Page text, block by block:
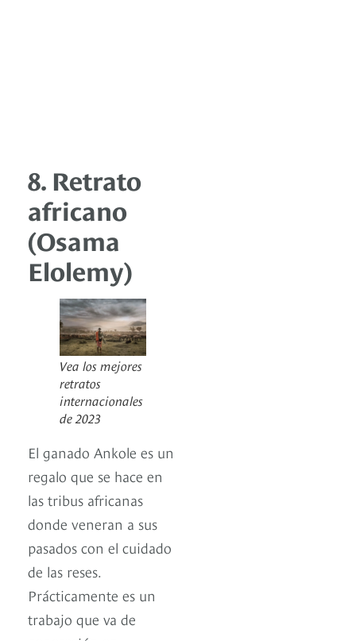
8. Retrato
africano
(Osama
Elolemy)
Vea los mejores
retratos
internacionales
de 2023
El ganado Ankole es un
regalo que se hace en
las tribus africanas
donde veneran a sus
pasados con el cuidado
de las reses.
Prácticamente es un
trabajo que va de